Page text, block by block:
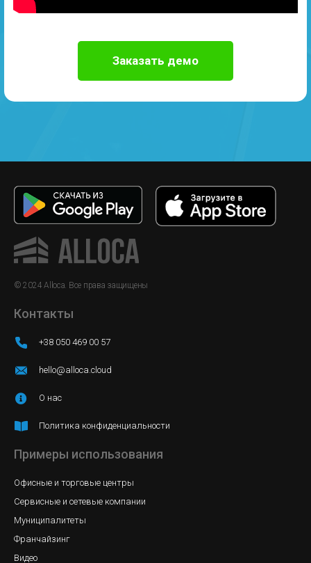
Заказать демо
© 2024 Alloca. Все права защищены
Контакты
+38 050 469 00 57
hello@alloca.cloud
О нас
Политика конфиденциальности
Примеры использования
Офисные и торговые центры
Сервисные и сетевые компании
Муниципалитеты
Франчайзинг
Видео